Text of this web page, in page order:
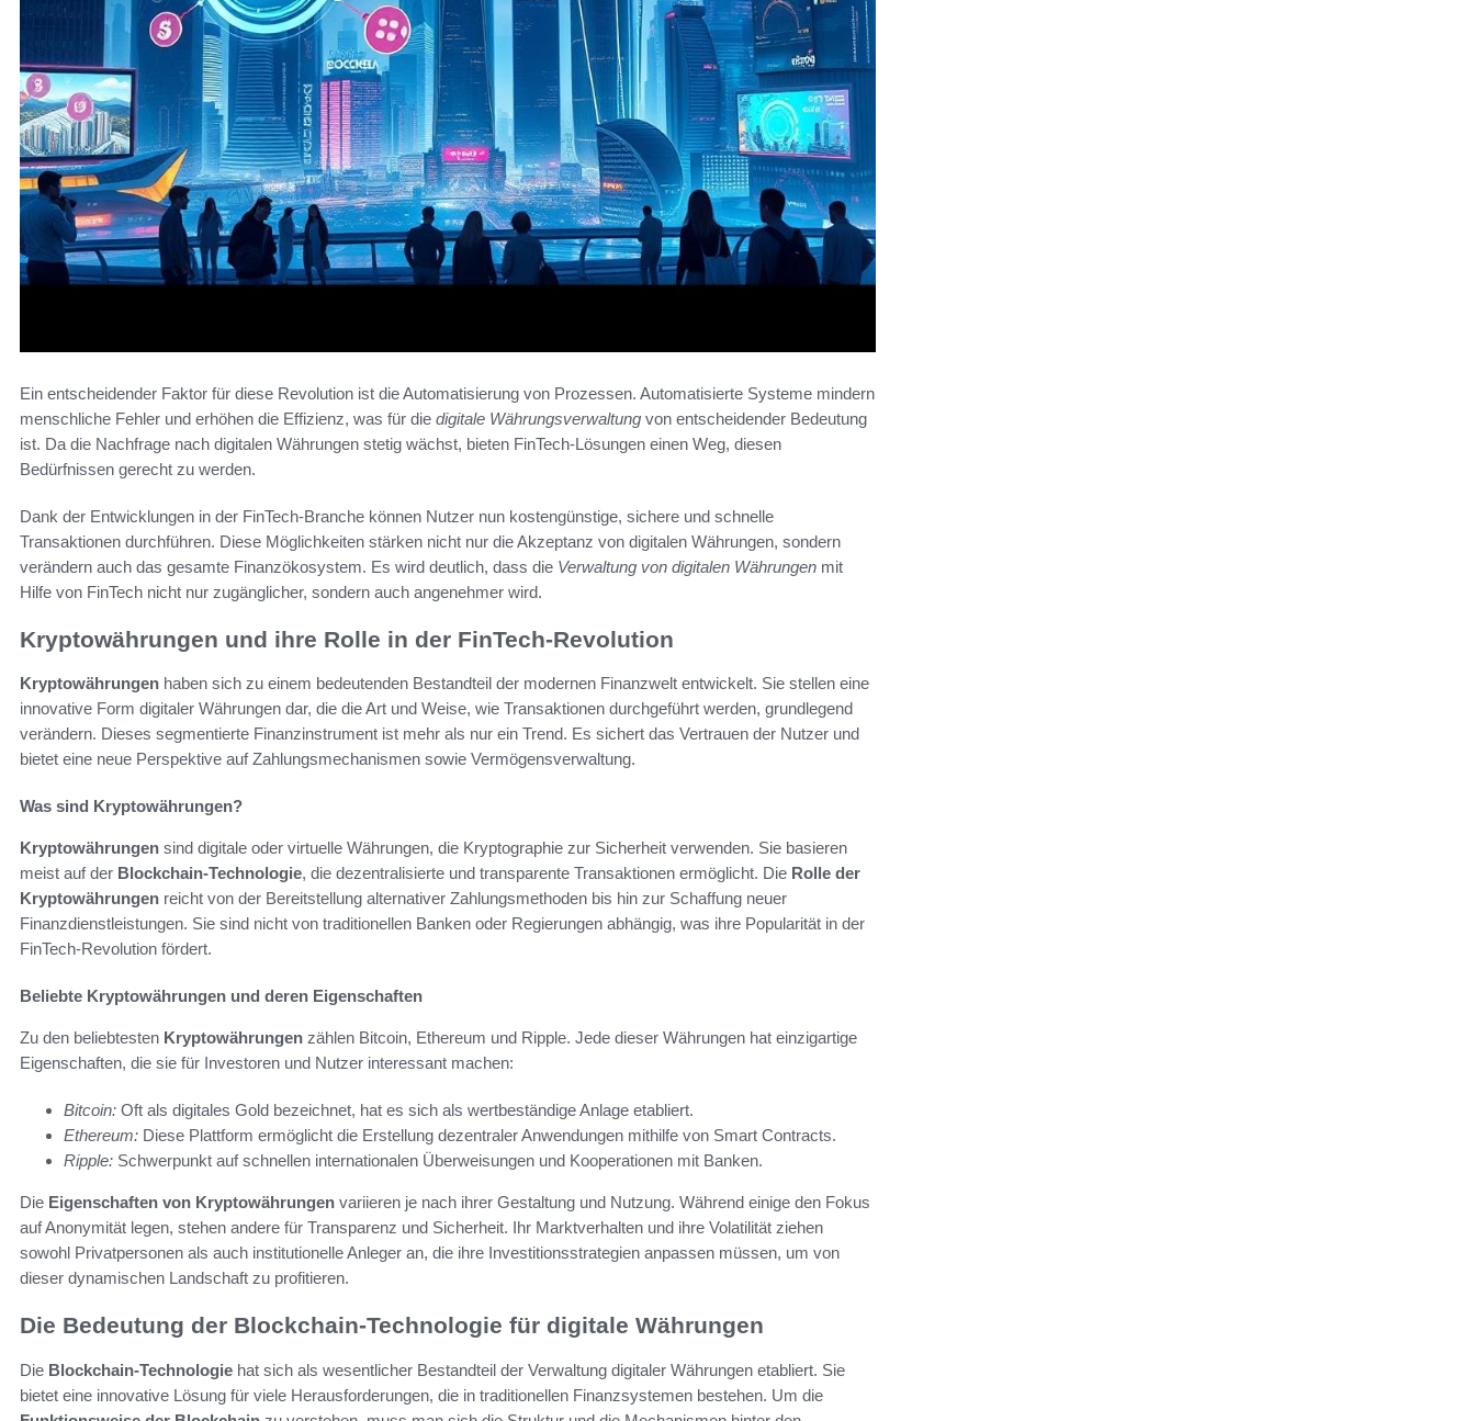
Ein entscheidender Faktor für diese Revolution ist die Automatisierung von Prozessen. Automatisierte Systeme mindern
menschliche Fehler und erhöhen die Effizienz, was für die digitale Währungsverwaltung von entscheidender Bedeutung
ist. Da die Nachfrage nach digitalen Währungen stetig wächst, bieten FinTech-Lösungen einen Weg, diesen
Bedürfnissen gerecht zu werden.
Dank der Entwicklungen in der FinTech-Branche können Nutzer nun kostengünstige, sichere und schnelle
Transaktionen durchführen. Diese Möglichkeiten stärken nicht nur die Akzeptanz von digitalen Währungen, sondern
verändern auch das gesamte Finanzökosystem. Es wird deutlich, dass die Verwaltung von digitalen Währungen mit
Hilfe von FinTech nicht nur zugänglicher, sondern auch angenehmer wird.
Kryptowährungen und ihre Rolle in der FinTech-Revolution
Kryptowährungen haben sich zu einem bedeutenden Bestandteil der modernen Finanzwelt entwickelt. Sie stellen eine
innovative Form digitaler Währungen dar, die die Art und Weise, wie Transaktionen durchgeführt werden, grundlegend
verändern. Dieses segmentierte Finanzinstrument ist mehr als nur ein Trend. Es sichert das Vertrauen der Nutzer und
bietet eine neue Perspektive auf Zahlungsmechanismen sowie Vermögensverwaltung.
Was sind Kryptowährungen?
Kryptowährungen sind digitale oder virtuelle Währungen, die Kryptographie zur Sicherheit verwenden. Sie basieren
meist auf der Blockchain-Technologie, die dezentralisierte und transparente Transaktionen ermöglicht. Die Rolle der
Kryptowährungen reicht von der Bereitstellung alternativer Zahlungsmethoden bis hin zur Schaffung neuer
Finanzdienstleistungen. Sie sind nicht von traditionellen Banken oder Regierungen abhängig, was ihre Popularität in der
FinTech-Revolution fördert.
Beliebte Kryptowährungen und deren Eigenschaften
Zu den beliebtesten Kryptowährungen zählen Bitcoin, Ethereum und Ripple. Jede dieser Währungen hat einzigartige
Eigenschaften, die sie für Investoren und Nutzer interessant machen:
Bitcoin: Oft als digitales Gold bezeichnet, hat es sich als wertbeständige Anlage etabliert.
Ethereum: Diese Plattform ermöglicht die Erstellung dezentraler Anwendungen mithilfe von Smart Contracts.
Ripple: Schwerpunkt auf schnellen internationalen Überweisungen und Kooperationen mit Banken.
Die Eigenschaften von Kryptowährungen variieren je nach ihrer Gestaltung und Nutzung. Während einige den Fokus
auf Anonymität legen, stehen andere für Transparenz und Sicherheit. Ihr Marktverhalten und ihre Volatilität ziehen
sowohl Privatpersonen als auch institutionelle Anleger an, die ihre Investitionsstrategien anpassen müssen, um von
dieser dynamischen Landschaft zu profitieren.
Die Bedeutung der Blockchain-Technologie für digitale Währungen
Die Blockchain-Technologie hat sich als wesentlicher Bestandteil der Verwaltung digitaler Währungen etabliert. Sie
bietet eine innovative Lösung für viele Herausforderungen, die in traditionellen Finanzsystemen bestehen. Um die